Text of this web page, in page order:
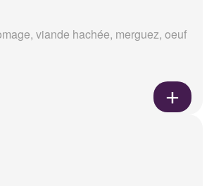
viande hachée, merguez, oeuf